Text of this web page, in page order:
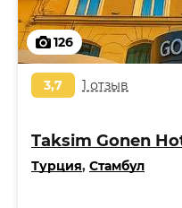
126
3,7 1 отзыв
Taksim Gonen
Турция, Стамбул